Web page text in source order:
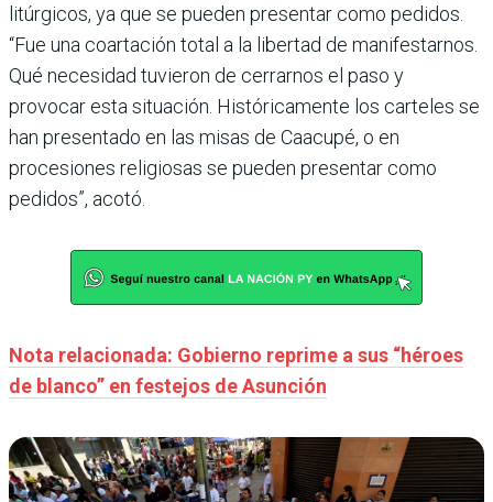
litúrgicos, ya que se pueden presentar como pedidos.
“Fue una coartación total a la libertad de manifestarnos.
Qué necesidad tuvieron de cerrarnos el paso y
provocar esta situación. Históricamente los carteles se
han presentado en las misas de Caacupé, o en
procesiones religiosas se pueden presentar como
pedidos”, acotó.
Nota relacionada: Gobierno reprime a sus “héroes
de blanco” en festejos de Asunción